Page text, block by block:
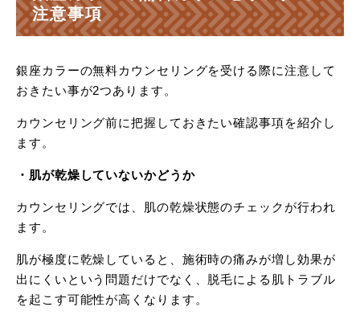
注意事項
銀座カラーの無料カウンセリングを受ける際に注意して
おきたい事が2つあります。
カウンセリング前に把握しておきたい確認事項を紹介し
ます。
・肌が乾燥していないかどうか
カウンセリングでは、肌の乾燥状態のチェックが行われ
ます。
肌が極度に乾燥していると、施術時の痛みが増し効果が
出にくいという問題だけでなく、脱毛による肌トラブル
を起こす可能性が高くなります。